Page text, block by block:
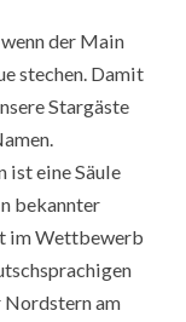
der Main
stechen. Damit
Stargäste
ist eine Säule
bekannter
im Wettbewerb
Nordstern am